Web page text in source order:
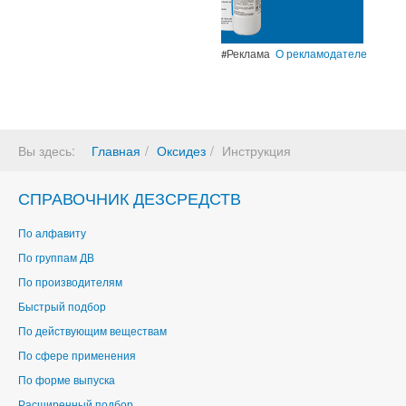
#Реклама О рекламодателе
Вы здесь: Главная Оксидез Инструкция
СПРАВОЧНИК ДЕЗСРЕДСТВ
По алфавиту
По группам ДВ
По производителям
Быстрый подбор
По действующим веществам
По сфере применения
По форме выпуска